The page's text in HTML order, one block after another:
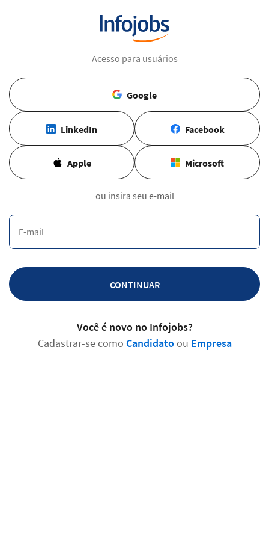
Acesso para usuários
Google
LinkedIn Facebook
Apple Microsoft
ou insira seu e-mail
CONTINUAR
Você é novo no Infojobs?
Cadastrar-se como Candidatoou Empresa